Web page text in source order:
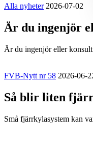
Alla nyheter 2026-07-02
Är du ingenjör
Är du ingenjör eller
FVB-Nytt nr 58 2026-06-
Så blir liten
Små fjärrkylasystem kan